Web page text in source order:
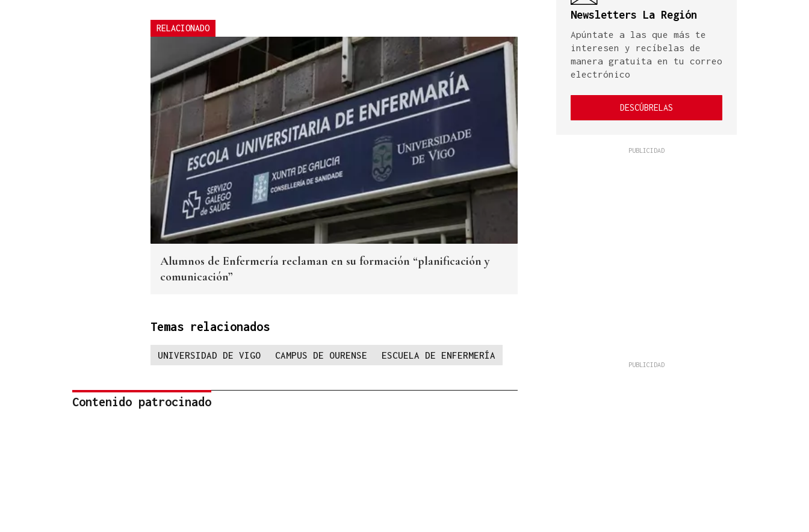
RELACIONADO
Alumnos de Enfermería reclaman en su formación “planificación y
comunicación”
Temas relacionados
UNIVERSIDAD DE VIGO CAMPUS DE OURENSE ESCUELA DE ENFERMERÍA
Contenido patrocinado
Newsletters La Región
Apúntate a las que más te
interesen y recíbelas de
manera gratuita en tu correo
electrónico
DESCÚBRELAS